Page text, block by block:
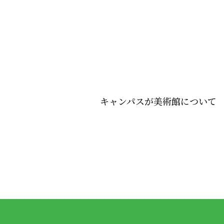
キャンパスが美術館について